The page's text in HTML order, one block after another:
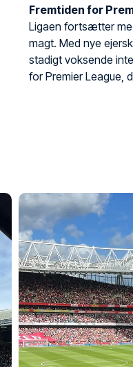
Fremtiden for
Ligaen fortsætter
magt. Med nye
stadigt voksende
for Premier League,